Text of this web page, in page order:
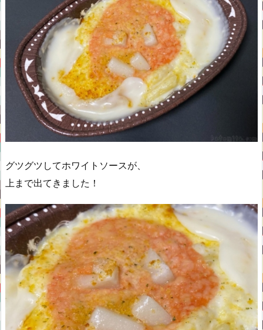
グツグツしてホワイトソースが、
上まで出てきました！